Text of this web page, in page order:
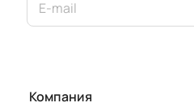
Компания